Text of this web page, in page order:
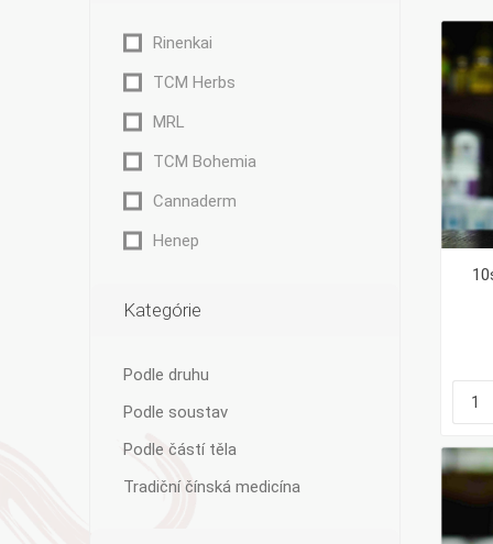
Vitamins
Ecce Vita
Rinenkai
TCM Herbs
MRL
TCM Bohemia
Cannaderm
Henep
Kategórie
Podle druhu
Podle soustav
Podle částí těla
Tradiční čínská medicína